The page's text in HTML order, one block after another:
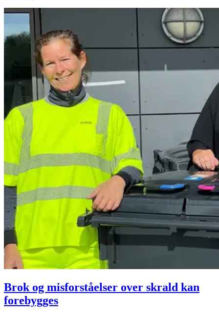
Brok og misforståelser over skrald kan
forebygges